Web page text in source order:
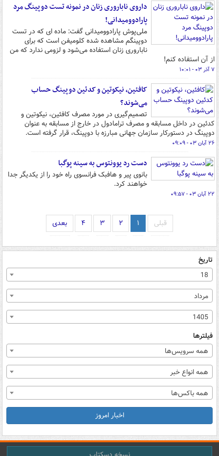
داروی ناباروری زنان در نمونه تست دوپینگ مرد
پارادوومیدانی!
ملی‌پوش پارادوومیدانی گفت: ماده ای که در تست
دوپینگم مشاهده شده کلومیفن است که برای
ناباروری زنان استفاده می‌شود و لزومی ندارد که من
از آن استفاده کنم!
۷ آذر ۰۳ - ۱۰:۰۱
کافئین، نیکوتین و کدئین دوپینگ حساب
می‌شوند؟
تصمیم‌گیری در مورد مصرف کافئین، نیکوتین و
کدئین در داخل مسابقه و مصرف ترامادول در خارج از مسابقه به عنوان
دوپینگ در دستورکار سازمان جهانی مبارزه با دوپینگ، قرار گرفته است.
۲۶ آبان ۰۳ - ۰۹:۰۹
دست رد یوونتوس به سینه پوگبا
بانوی پیر و هافبک فرانسوی راه خود را از یکدیگر جدا
خواهند کرد.
۲۲ آبان ۰۳ - ۰۹:۵۷
قبلی ۱ ۲ ۳ ۴ بعدی
تاریخ
18
مرداد
1405
فیلترها
همه سرویس‌ها
همه انواع خبر
همه باکس‌ها
اخبار امروز